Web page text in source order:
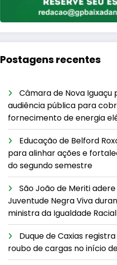
Postagens recentes
Câmara de Nova Iguaçu
audiência pública para
fornecimento de energia
Educação de Belford
para alinhar ações e
do segundo semestre
São João de Meriti
Juventude Negra Viva
ministra da Igualdade Racial
Duque de Caxias
roubo de cargas no início